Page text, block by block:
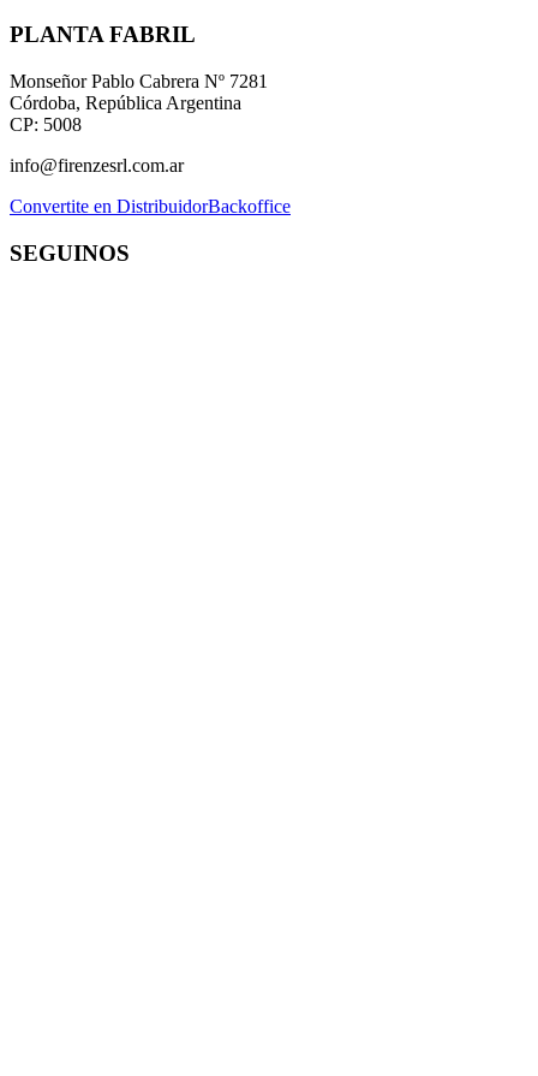
PLANTA FABRIL
Monseñor Pablo Cabrera Nº 7281
Córdoba, República Argentina
CP: 5008
info@firenzesrl.com.ar
Convertite en DistribuidorBackoffice
SEGUINOS